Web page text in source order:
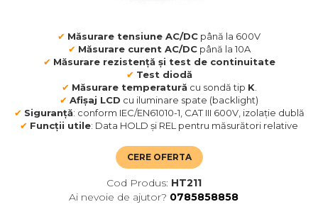
✔ Măsurare tensiune AC/DC până la 600V
✔ Măsurare curent AC/DCpână la 10A
✔ Măsurare rezistență și test de continuitate
✔ Test diodă
✔ Măsurare temperaturăcu sondă tip K.
✔ Afișaj LCD cu iluminare spate (backlight)
✔ Siguranță: conform IEC/EN61010-1, CAT III 600V, izolație dublă
✔ Funcții utile: Data HOLD și REL pentru măsurători relative
CERE OFERTA
Cod Produs: HT211
Ai nevoie de ajutor? 0785858858